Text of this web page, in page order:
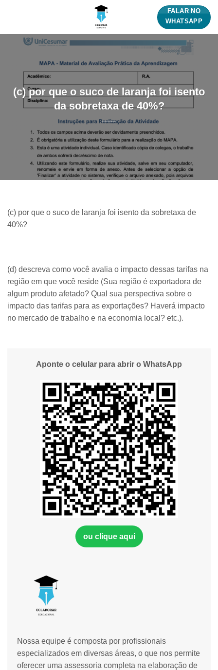
FALAR NO
WHATSAPP
(c) por que o suco de laranja foi isento
da sobretaxa de 40%?
(c) por que o suco de laranja foi isento da sobretaxa de
40%?
(d) descreva como você avalia o impacto dessas tarifas na
região em que você reside (Sua região é exportadora de
algum produto afetado? Qual sua perspectiva sobre o
impacto das tarifas para as exportações? Haverá impacto
no mercado de trabalho e na economia local? etc.).
Nossa equipe é composta por profissionais
especializados em diversas áreas, o que nos permite
oferecer uma assessoria completa na elaboração de
Aponte o celular para abrir o WhatsApp
ou clique aqui